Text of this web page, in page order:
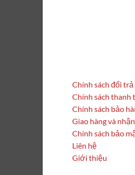
Chính sách đổi trả
Chính sách thanh
Chính sách bảo
Giao hàng và
Chính sách bảo
Liên hệ
Giới thiệu